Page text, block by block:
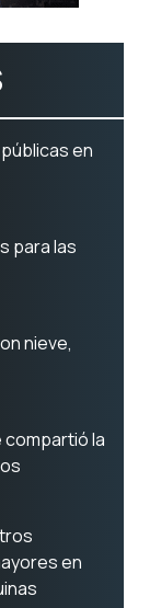
en
para las
nieve,
compartió la
en